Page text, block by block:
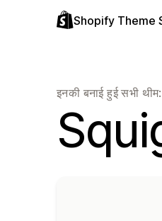
Shopify Theme
इनकी बनाई हुई सभी थीम: